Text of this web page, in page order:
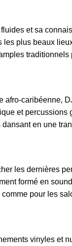
et sa
les plus beaux
afro-caribéenne,
et percussions
dansant en une
les dernières
formé en
pour les
vinyles et